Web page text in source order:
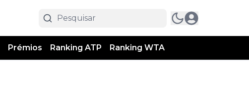
Prémios Ranking ATP Ranking WTA